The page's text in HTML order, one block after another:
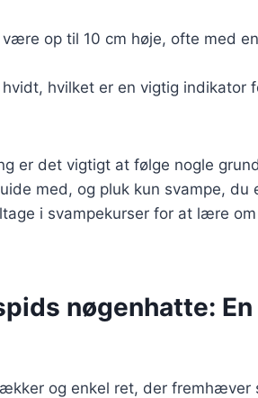
op til 10 cm høje, ofte med
hvilket er en vigtig indikator
er det vigtigt at følge nogle
med, og pluk kun svampe, du
i svampekurser for at lære
nøgenhatte:
og enkel ret, der fremhæver